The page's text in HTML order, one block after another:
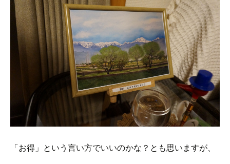
「お得」という言い方でいいのかな？とも思いますが、